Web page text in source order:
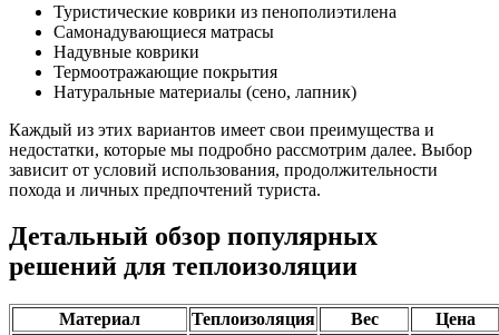
Туристические коврики из пенополиэтилена
Самонадувающиеся матрасы
Надувные коврики
Термоотражающие покрытия
Натуральные материалы (сено, лапник)
Каждый из этих вариантов имеет свои преимущества и
недостатки, которые мы подробно рассмотрим далее. Выбор
зависит от условий использования, продолжительности
похода и личных предпочтений туриста.
Детальный обзор популярных
решений для теплоизоляции
Материал Теплоизоляция Вес
Цена